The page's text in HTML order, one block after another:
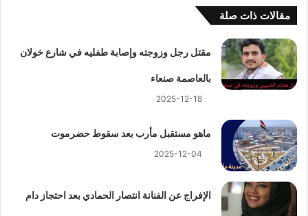
مقالات ذات صلة
مقتل رجل وزوجته وإصابة طفليه في شارع خولان
بالعاصمة صنعاء
2025-12-18
ماهو مستقبل مأرب بعد سقوط حضرموت
2025-12-04
الإفراج عن الفنانة انتصار الحمادي بعد احتجاز دام